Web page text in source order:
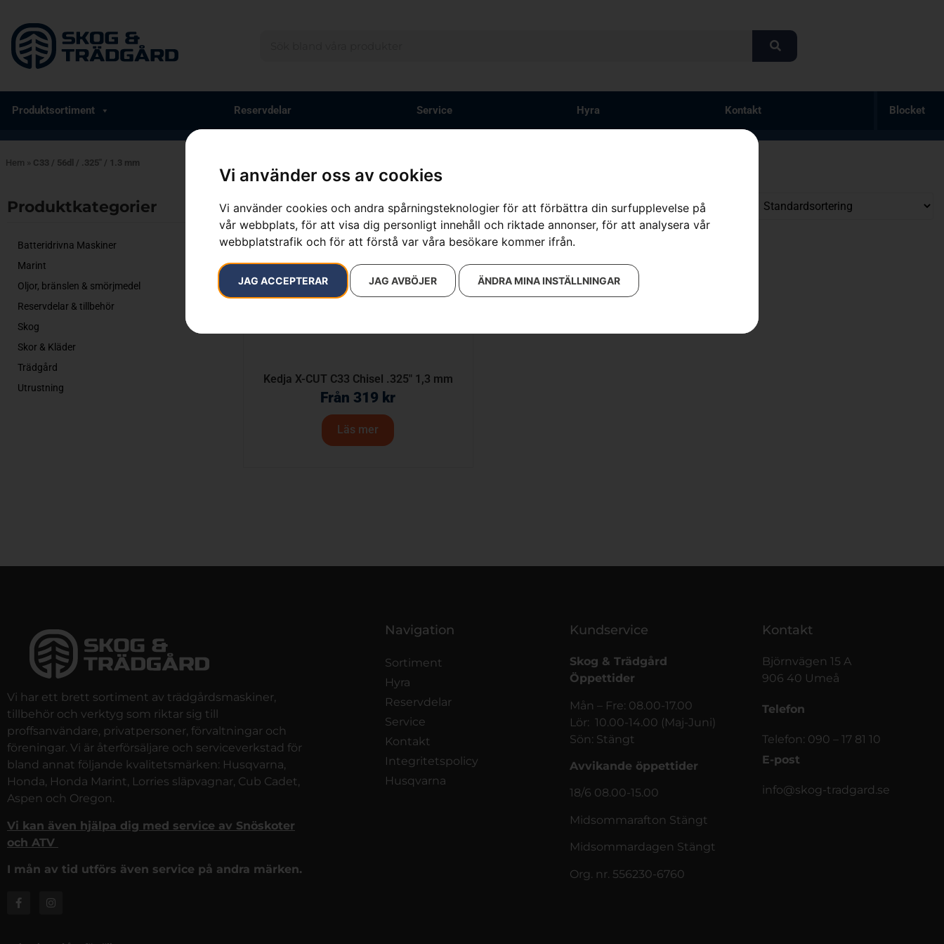
Vi använder oss av cookies
Vi använder cookies och andra spårningsteknologier för att förbättra din surfupplevelse på
vår webbplats, för att visa dig personligt innehåll och riktade annonser, för att analysera vår
webbplatstrafik och för att förstå var våra besökare kommer ifrån.
JAG ACCEPTERAR JAG AVBÖJER ÄNDRA MINA INSTÄLLNINGAR
Produktsortiment Reservdelar Service Hyra Kontakt Blocket
Hem » C33 / 56dl / .325" / 1.3 mm
Produktkategorier​
Batteridrivna Maskiner
Marint
Oljor, bränslen & smörjmedel
Reservdelar & tillbehör
Skog
Skor & Kläder
Trädgård
Utrustning
Endast ett sökresultat
Kedja X-CUT C33 Chisel .325″ 1,3 mm
Från 319 kr
Läs mer
Vi har ett brett sortiment av trädgårdsmaskiner,
tillbehör och verktyg som riktar sig till
proffsanvändare, privatpersoner, förvaltningar och
föreningar. Vi är återförsäljare och serviceverkstad för
bland annat följande kvalitetsmärken: Husqvarna,
Honda, Honda Marint, Lorries släpvagnar, Cub Cadet,
Aspen och Oregon.
Vi kan även hjälpa dig med service av Snöskoter
och ATV
I mån av tid utförs även service på andra märken.
Navigation
Sortiment
Hyra
Reservdelar
Service
Kontakt
Integritetspolicy
Husqvarna
Kundservice
Skog & Trädgård
Öppettider
Mån – Fre: 08.00-17.00
Lör: 10.00-14.00 (Maj-Juni)
Sön: Stängt
Avvikande öppettider
18/6 08.00-15.00
Midsommarafton Stängt
Midsommardagen Stängt
Org. nr. 556230-6760
Kontakt
Björnvägen 15 A
906 40 Umeå
Telefon
Telefon: 090 – 17 81 10
E-post
info@skog-tradgard.se